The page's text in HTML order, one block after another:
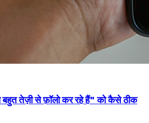
तेज़ी से फ़ॉलो कर रहे हैं" को कैसे ठीक